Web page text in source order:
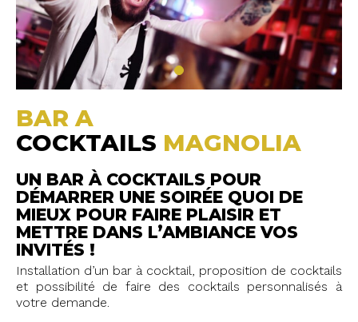
BAR A
COCKTAILS MAGNOLIA
UN BAR À COCKTAILS POUR
DÉMARRER UNE SOIRÉE QUOI DE
MIEUX POUR FAIRE PLAISIR ET
METTRE DANS L’AMBIANCE VOS
INVITÉS !
Installation d’un bar à cocktail, proposition de cocktails
et possibilité de faire des cocktails personnalisés à
votre demande.